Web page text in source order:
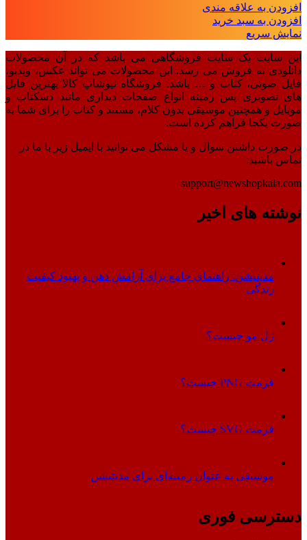
افزودن به علاقه مندی
افزودن به سبد خرید
نمایش سریع
این سایت یک سایت فروشگاهی می باشد که در آن محصولات
دانلودی به فروش می رسد. این محصولات می تواند عکس، ویدیو،
فایل صوتی، کتاب و … باشد. فروشگاه نیوشاپ کالا بهترین فایل
های تصویری پس زمینه انواع صفحات دیداری مانند دسکتاپ و
موبایل و همچنین موسیقی بدون کلام، مستند و کتاب را برای شما به
صورت یکجا فراهم کرده است.
در صورت داشتن سوال و یا مشکل می توانید با ایمیل زیر با ما در
تماس باشید:
support@newshopkala.com
نوشته های اخیر
مدیتیشن: راهنمای جامع برای آرامش ذهن و بهبود کیفیت
زندگی
ژل مو چیست؟
فرمت PNG چیست؟
فرمت SVG چیست؟
موسیقی به عنوان زمینه‌ای برای مدیتیشن
دسترسی فوری